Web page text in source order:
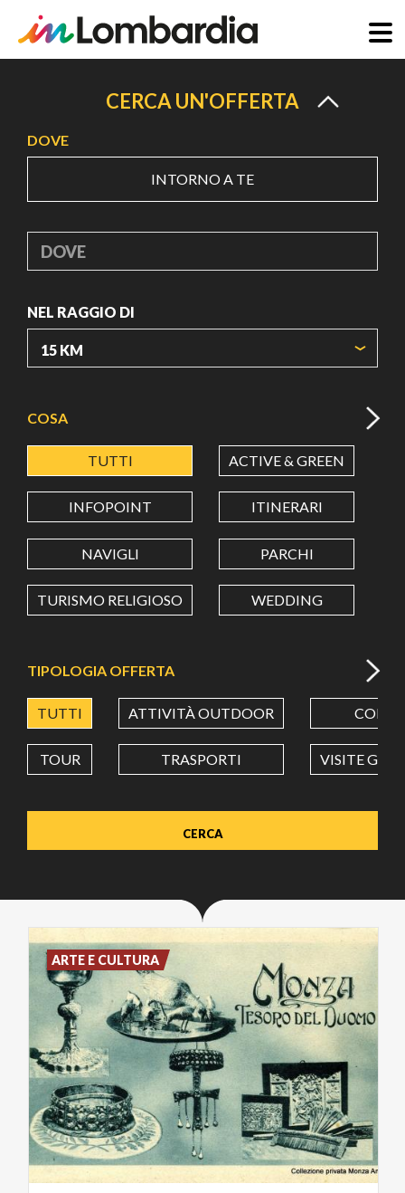
principale
CERCA UN'OFFERTA
DOVE
INTORNO A TE
DOVE
NEL RAGGIO DI
LATITUDINE
LONGITUDINE
Value in decimal degrees. Use dot (.) as decimal separator.
COSA
TUTTI ACTIVE & GREEN
INFOPOINT ITINERARI
NAVIGLI PARCHI
TURISMO RELIGIOSO WEDDING
TIPOLOGIA OFFERTA
TUTTI ATTIVITÀ OUTDOOR CORSI
TOUR TRASPORTI VISITE
ARTE E CULTURA